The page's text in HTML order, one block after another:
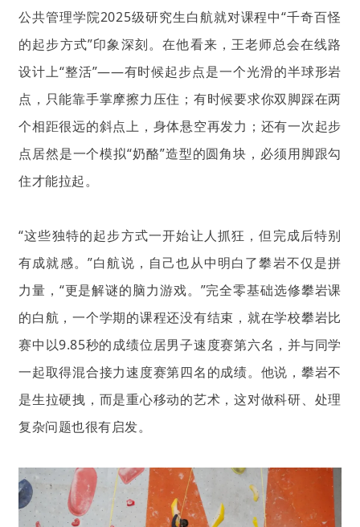
公共管理学院2025级研究生白航就对课程中“千奇百怪
的起步方式”印象深刻。在他看来，王老师总会在线路
设计上“整活”——有时候起步点是一个光滑的半球形岩
点，只能靠手掌摩擦力压住；有时候要求你双脚踩在两
个相距很远的斜点上，身体悬空再发力；还有一次起步
点居然是一个模拟“奶酪”造型的圆角块，必须用脚跟勾
住才能拉起。
“这些独特的起步方式一开始让人抓狂，但完成后特别
有成就感。”白航说，自己也从中明白了攀岩不仅是拼
力量，“更是解谜的脑力游戏。”完全零基础选修攀岩课
的白航，一个学期的课程还没有结束，就在学校攀岩比
赛中以9.85秒的成绩位居男子速度赛第六名，并与同学
一起取得混合接力速度赛第四名的成绩。他说，攀岩不
是生拉硬拽，而是重心移动的艺术，这对做科研、处理
复杂问题也很有启发。